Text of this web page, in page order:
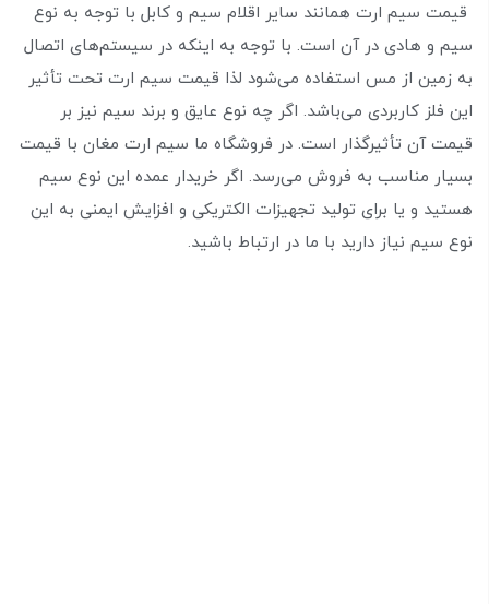
قیمت سیم ارت همانند سایر اقلام سیم و کابل با توجه به نوع
سیم و هادی در آن است. با توجه به اینکه در سیستم‌های اتصال
به زمین از مس استفاده می‌شود لذا قیمت سیم ارت تحت تأثیر
این فلز کاربردی می‌باشد. اگر چه نوع عایق و برند سیم نیز بر
قیمت آن تأثیر‌گذار است. در فروشگاه ما سیم ارت مغان با قیمت
بسیار مناسب به فروش می‌رسد. اگر خریدار عمده این نوع سیم
هستید و یا برای تولید تجهیزات الکتریکی و افزایش ایمنی به این
نوع سیم نیاز دارید با ما در ارتباط باشید.